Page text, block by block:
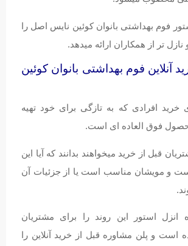
فوم بهداشتی بانوان کوئین نایس اصل را
نازل تر از همکاران ارائه میدهد.
آنلاین فوم بهداشتی بانوان کوئین
افرادی که به تازگی برای خود تهیه
فوق العاده ای است.
قبل از خرید میخواهند بدانند که آیا این
و مویشان مناسب است یا از جزئیات آن
انزل استور این روند را برای مشتریان
است و پلن مشاوره قبل از خرید آنلاین را